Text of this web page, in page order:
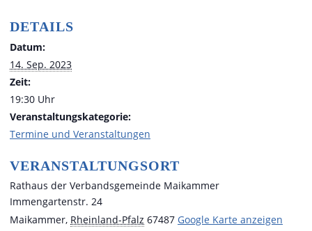
DETAILS
Datum:
14. Sep. 2023
Zeit:
19:30 Uhr
Veranstaltungskategorie:
Termine und Veranstaltungen
VERANSTALTUNGSORT
Rathaus der Verbandsgemeinde Maikammer
Immengartenstr. 24
Maikammer, Rheinland-Pfalz 67487 Google Karte anzeigen